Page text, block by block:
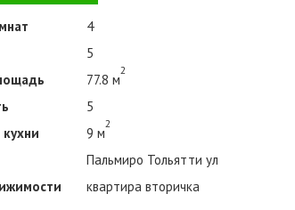
4
5
77.8 м
2
5
9 м
2
Пальмиро Тольятти ул
квартира вторичка